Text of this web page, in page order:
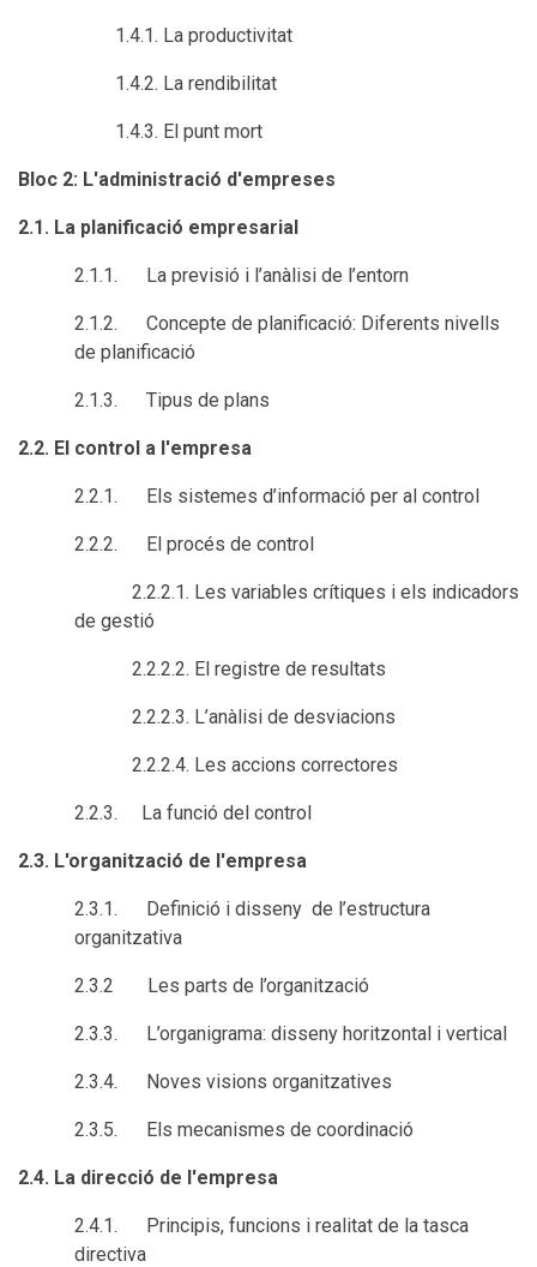
1.4.1. La productivitat
1.4.2. La rendibilitat
1.4.3. El punt mort
Bloc 2: L'administració d'empreses
2.1. La planificació empresarial
2.1.1. La previsió i l’anàlisi de l’entorn
2.1.2. Concepte de planificació: Diferents nivells
de planificació
2.1.3. Tipus de plans
2.2. El control a l'empresa
2.2.1. Els sistemes d’informació per al control
2.2.2. El procés de control
2.2.2.1. Les variables crítiques i els indicadors
de gestió
2.2.2.2. El registre de resultats
2.2.2.3. L’anàlisi de desviacions
2.2.2.4. Les accions correctores
2.2.3. La funció del control
2.3. L'organització de l'empresa
2.3.1. Definició i disseny de l’estructura
organitzativa
2.3.2 Les parts de l’organització
2.3.3. L’organigrama: disseny horitzontal i vertical
2.3.4. Noves visions organitzatives
2.3.5. Els mecanismes de coordinació
2.4. La direcció de l'empresa
2.4.1. Principis, funcions i realitat de la tasca
directiva